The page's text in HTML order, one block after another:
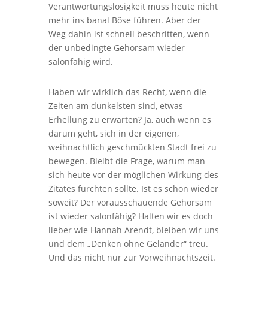
Verantwortungslosigkeit muss heute nicht
mehr ins banal Böse führen. Aber der
Weg dahin ist schnell beschritten, wenn
der unbedingte Gehorsam wieder
salonfähig wird.
Haben wir wirklich das Recht, wenn die
Zeiten am dunkelsten sind, etwas
Erhellung zu erwarten? Ja, auch wenn es
darum geht, sich in der eigenen,
weihnachtlich geschmückten Stadt frei zu
bewegen. Bleibt die Frage, warum man
sich heute vor der möglichen Wirkung des
Zitates fürchten sollte. Ist es schon wieder
soweit? Der vorausschauende Gehorsam
ist wieder salonfähig? Halten wir es doch
lieber wie Hannah Arendt, bleiben wir uns
und dem „Denken ohne Geländer“ treu.
Und das nicht nur zur Vorweihnachtszeit.